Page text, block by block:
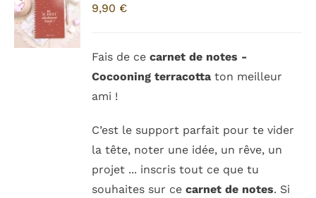
9,90 €
Fais de cecarnet de notes -
Cocooning terracotta ton meilleur
ami !
C’est le support parfait pour te vider
la tête, noter une idée, un rêve, un
projet ... inscris tout ce que tu
souhaites sur cecarnet de notes. Si